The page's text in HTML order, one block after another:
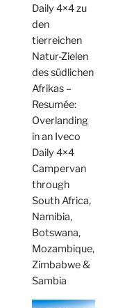
Daily 4×4 zu
den
tierreichen
Natur-Zielen
des südlichen
Afrikas –
Resumée:
Overlanding
in an Iveco
Daily 4×4
Campervan
through
South Africa,
Namibia,
Botswana,
Mozambique,
Zimbabwe &
Sambia